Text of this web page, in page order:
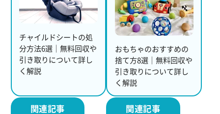
チャイルドシートの処
分方法6選｜無料回収や
引き取りについて詳し
く解説
おもちゃのおすすめの
捨て方8選｜無料回収や
引き取りについて詳し
く解説